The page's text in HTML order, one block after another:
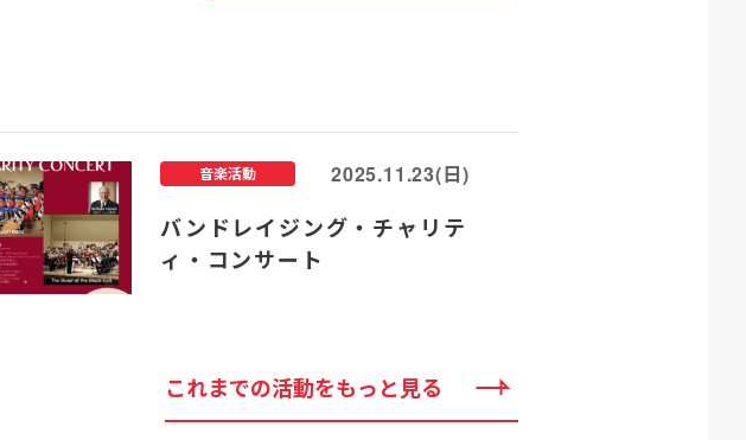
バンドレイジング・チャリテ
ィ・コンサート
音楽活動 2025.11.23(日)
これまでの活動をもっと見る